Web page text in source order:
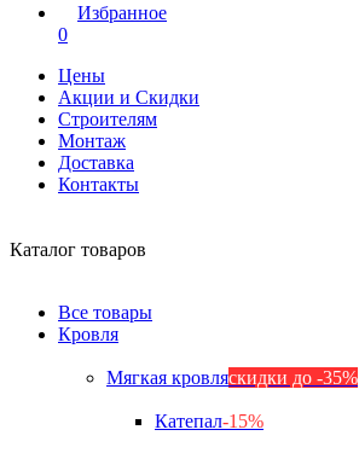
Избранное
0
Цены
Акции и Скидки
Строителям
Монтаж
Доставка
Контакты
Каталог товаров
Все товары
Кровля
Мягкая кровляскидки до -35%
Катепал-15%